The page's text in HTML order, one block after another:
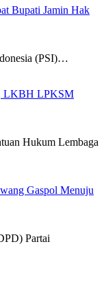
Bupati Jamin Hak
(PSI)…
LKBH LPKSM
Hukum Lembaga
Gaspol Menuju
Partai